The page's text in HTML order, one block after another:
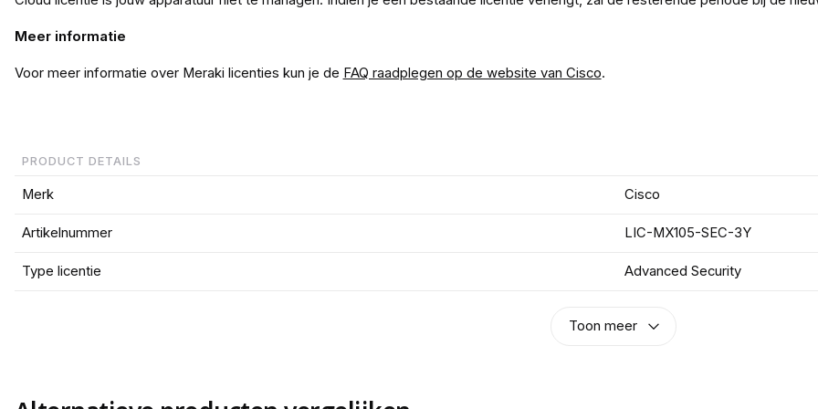
Meer informatie
Voor meer informatie over Meraki licenties kun je de FAQ raadplegen op de website van Cisco.
PRODUCT DETAILS
Merk Cisco
Artikelnummer LIC-MX105-SEC-3Y
Type licentie Advanced Security
Toon meer